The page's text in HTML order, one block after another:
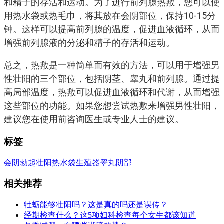
和精子的存活和运动。为了进行前列腺热敷，您可以使
用热水袋或热毛巾，将其放在会阴部位，保持10-15分
钟。这样可以提高前列腺的温度，促进血液循环，从而
增强前列腺液的分泌和精子的存活和运动。
总之，热敷是一种简单而有效的方法，可以用于增强男
性壮阳的三个部位，包括阴茎、睾丸和前列腺。通过提
高局部温度，热敷可以促进血液循环和代谢，从而增强
这些部位的功能。如果您想尝试热敷来增强男性壮阳，
建议您在使用前咨询医生或专业人士的建议。
标签
会阴勃起壮阳热水袋生殖器睾丸阴部
相关推荐
牡蛎能够壮阳吗？这是真的吗还是误传？
经期检查什么？这5项妇科检查每个女生都该知道